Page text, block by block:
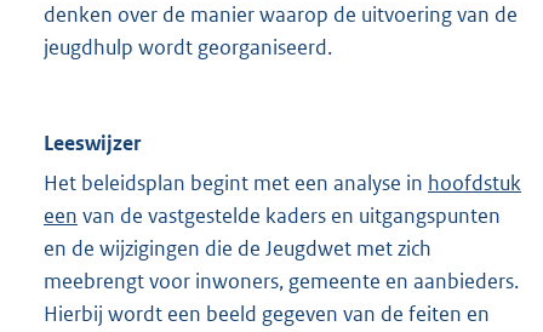
denken over de manier waarop de uitvoering van de
jeugdhulp wordt georganiseerd.
Leeswijzer
Het beleidsplan begint met een analyse in hoofdstuk
een van de vastgestelde kaders en uitgangspunten
en de wijzigingen die de Jeugdwet met zich
meebrengt voor inwoners, gemeente en aanbieders.
Hierbij wordt een beeld gegeven van de feiten en